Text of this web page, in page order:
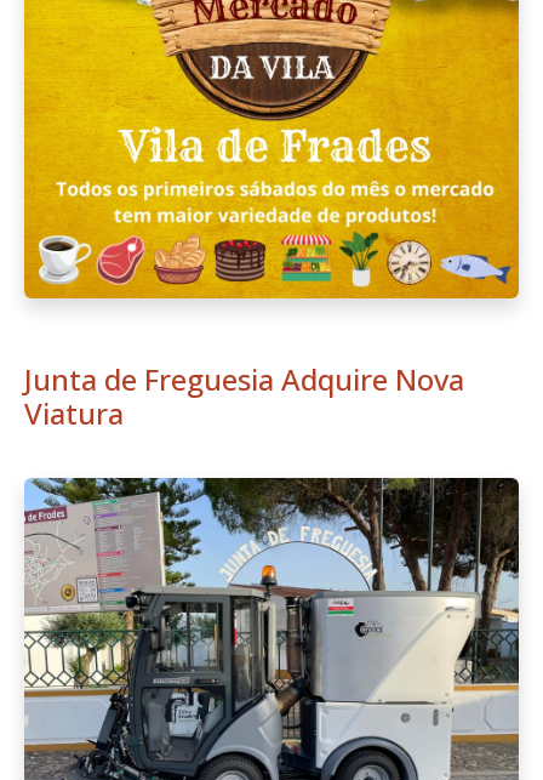
Junta de Freguesia Adquire Nova
Viatura